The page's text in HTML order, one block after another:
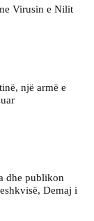
Virusin e Nilit
një armë e
dhe publikon
Demaj i